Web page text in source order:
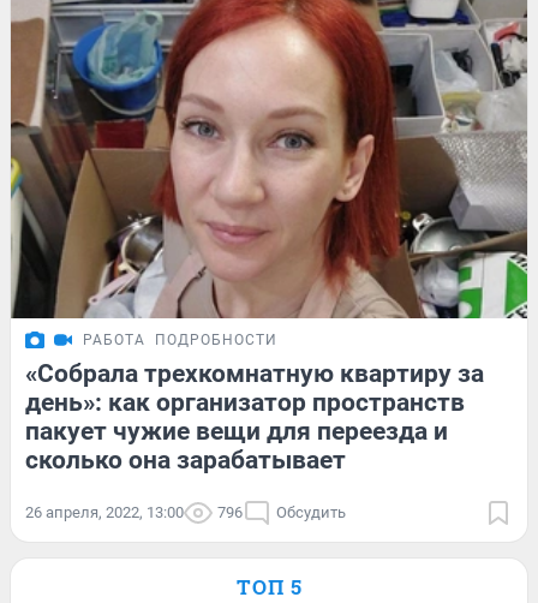
РАБОТА ПОДРОБНОСТИ
«Собрала трехкомнатную квартиру за
день»: как организатор пространств
пакует чужие вещи для переезда и
сколько она зарабатывает
26 апреля, 2022, 13:00 796 Обсудить
ТОП 5